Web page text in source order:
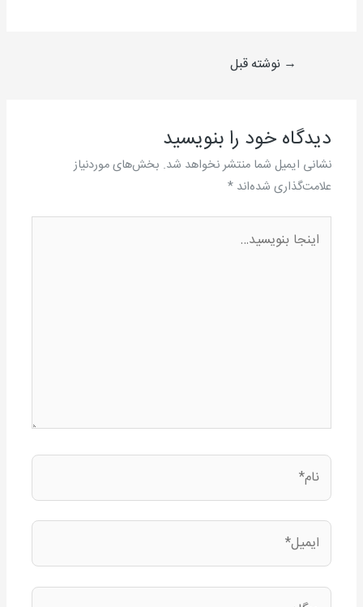
→ نوشته قبل
دیدگاه‌ خود را بنویسید
نشانی ایمیل شما منتشر نخواهد شد. بخش‌های موردنیاز
علامت‌گذاری شده‌اند*
بنویسید…
نام*
ایمیل*
وبگاه